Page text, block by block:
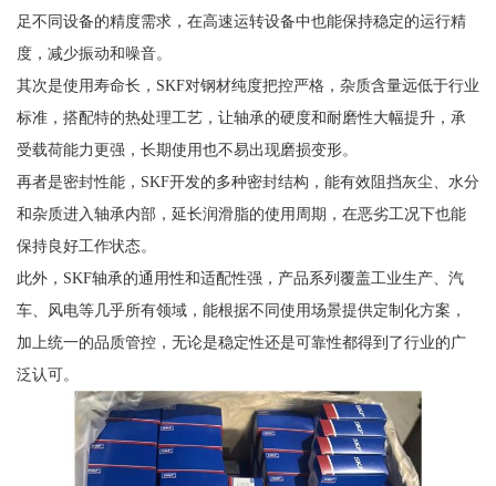
足不同设备的精度需求，在高速运转设备中也能保持稳定的运行精
度，减少振动和噪音。
其次是使用寿命长，SKF对钢材纯度把控严格，杂质含量远低于行业
标准，搭配特的热处理工艺，让轴承的硬度和耐磨性大幅提升，承
受载荷能力更强，长期使用也不易出现磨损变形。
再者是密封性能，SKF开发的多种密封结构，能有效阻挡灰尘、水分
和杂质进入轴承内部，延长润滑脂的使用周期，在恶劣工况下也能
保持良好工作状态。
此外，SKF轴承的通用性和适配性强，产品系列覆盖工业生产、汽
车、风电等几乎所有领域，能根据不同使用场景提供定制化方案，
加上统一的品质管控，无论是稳定性还是可靠性都得到了行业的广
泛认可。